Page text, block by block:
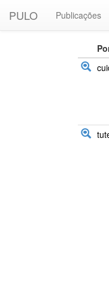
PULO Publicações